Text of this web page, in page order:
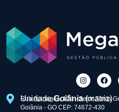
UnidadeGoiânia(matriz)
Rua Apinagés, 174 - Setor Santa
Goiânia - GO CEP: 74672-430